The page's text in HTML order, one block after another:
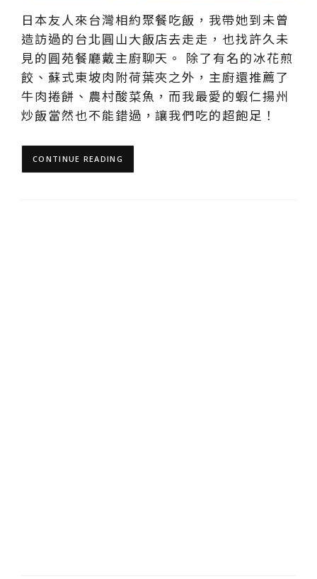
日本友人來台灣相約聚餐吃飯，我帶她到未曾
造訪過的台北圓山大飯店去走走，也找許久未
見的圓苑餐廳戴主廚聊天。 除了有名的冰花煎
餃、蘇式東坡肉附荷葉夾之外，主廚還推薦了
牛肉捲餅、農村酸菜魚，而我最愛的蝦仁揚州
炒飯當然也不能錯過，讓我們吃的超飽足！
CONTINUE READING